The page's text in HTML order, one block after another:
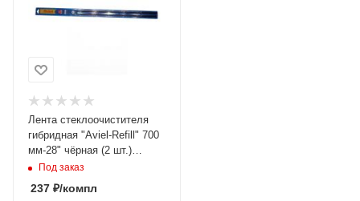
Лента стеклоочистителя
гибридная "Aviel-Refill" 700
мм-28" чёрная (2 шт.)
/50/100
Под заказ
237 ₽/компл